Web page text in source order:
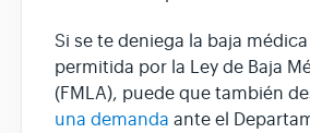
Si se te deniega la baja
permitida por la Ley de Baja
(FMLA), puede que también
una demanda ante el